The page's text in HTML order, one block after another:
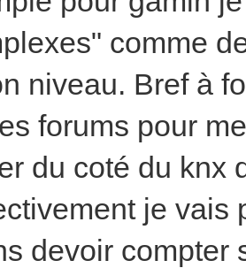
comme
niveau. Bref à
forums pour
du coté du knx
je vais
devoir compter